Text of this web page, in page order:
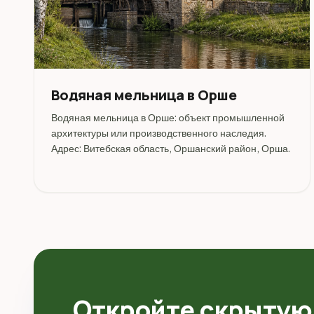
Водяная мельница в Орше
Водяная мельница в Орше: объект промышленной
архитектуры или производственного наследия.
Адрес: Витебская область, Оршанский район, Орша.